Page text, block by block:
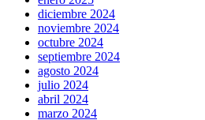
diciembre 2024
noviembre 2024
octubre 2024
septiembre 2024
agosto 2024
julio 2024
abril 2024
marzo 2024